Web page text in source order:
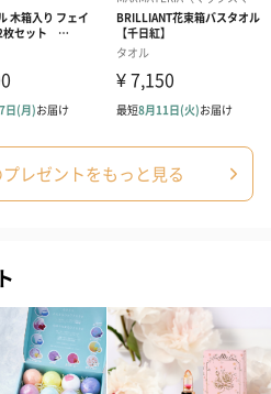
きない商品にのし風のカードを
ん。
する場合があります。
産祝い（御出産御
）（110円）
内祝い_蝶結
（110円）
レゼントをもっと見る